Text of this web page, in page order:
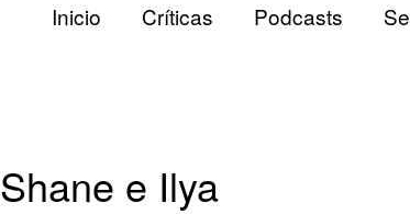
Inicio Críticas Podcasts
Shane e Ilya